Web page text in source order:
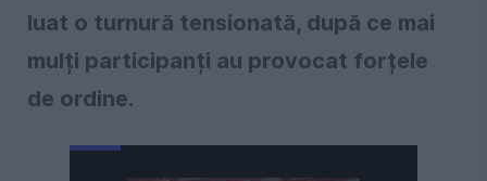
luat o turnură tensionată, după ce mai
mulți participanți au provocat forțele
de ordine.